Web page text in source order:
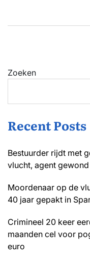
Zoeken
Recent Posts
Bestuurder rijdt met
vlucht, agent
Moordenaar op de
40 jaar gepakt in
Crimineel 20 keer
maanden cel voor
euro